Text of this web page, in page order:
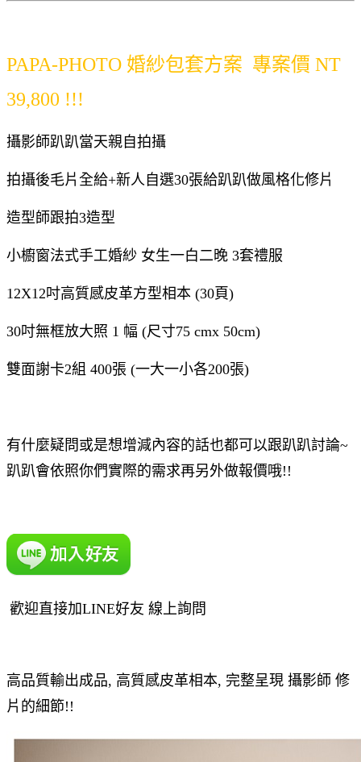
PAPA-PHOTO 婚紗包套方案 專案價 NT
39,800 !!!
攝影師趴趴當天親自拍攝
拍攝後毛片全給+新人自選30張給趴趴做風格化修片
造型師跟拍3造型
小櫥窗法式手工婚紗 女生一白二晚 3套禮服
12X12吋高質感皮革方型相本 (30頁)
30吋無框放大照 1 幅 (尺寸75 cmx 50cm)
雙面謝卡2組 400張 (一大一小各200張)
有什麼疑問或是想增減內容的話也都可以跟趴趴討論~
趴趴會依照你們實際的需求再另外做報價哦!!
歡迎直接加LINE好友 線上詢問
高品質輸出成品, 高質感皮革相本, 完整呈現 攝影師 修
片的細節!!